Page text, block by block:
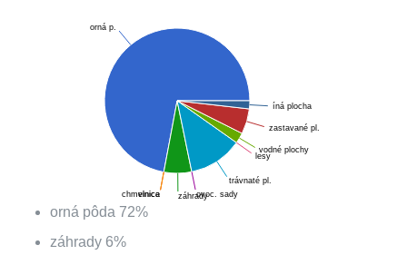
orná p.
chmelnica
vinice záhradyovoc. sady
trávnaté pl.
lesy
vodné plochy
zastavané pl.
íná plocha
orná pôda 72%
záhrady 6%